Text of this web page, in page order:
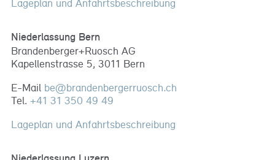
Lageplan und Anfahrtsbeschreibung
Niederlassung Bern
Brandenberger+Ruosch AG
Kapellenstrasse 5, 3011 Bern
E-Mail be@brandenbergerruosch.ch
Tel. +41 31 350 49 49
Lageplan und Anfahrtsbeschreibung